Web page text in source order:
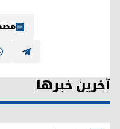
آخرین خبرها